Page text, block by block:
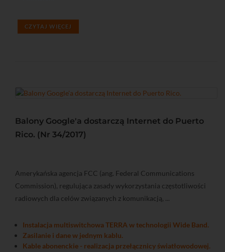
CZYTAJ WIĘCEJ
Balony Google'a dostarczą Internet do Puerto
Rico. (Nr 34/2017)
Amerykańska agencja FCC (ang. Federal Communications
Commission), regulująca zasady wykorzystania częstotliwości
radiowych dla celów związanych z komunikacją, ...
Instalacja multiswitchowa TERRA w technologii Wide Band.
Zasilanie i dane w jednym kablu.
Kable abonenckie - realizacja przełącznicy światłowodowej.